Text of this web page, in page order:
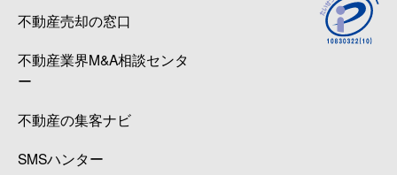
不動産売却の窓口
不動産業界M&A相談センタ
ー
不動産の集客ナビ
SMSハンター